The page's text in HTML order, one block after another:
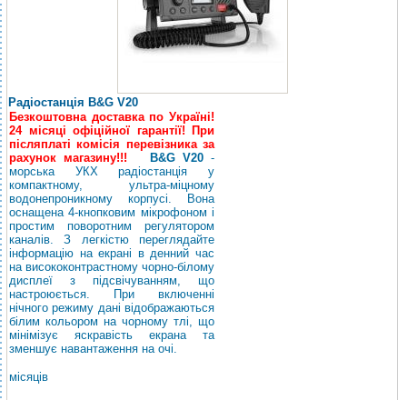
Радіостанція B&G V20
Безкоштовна доставка по Україні!
24 місяці офіційної гарантії! При
післяплаті комісія перевізника за
рахунок магазину!!!
B&G V20-
морська УКХ радіостанція у
компактному, ультра-міцному
водонепроникному корпусі. Вона
оснащена 4-кнопковим мікрофоном і
простим поворотним регулятором
каналів. З легкістю переглядайте
інформацію на екрані в денний час
на висококонтрастному чорно-білому
дисплеї з підсвічуванням, що
настроюється. При включенні
нічного режиму дані відображаються
білим кольором на чорному тлі, що
мінімізує яскравість екрана та
зменшує навантаження на очі.
місяців